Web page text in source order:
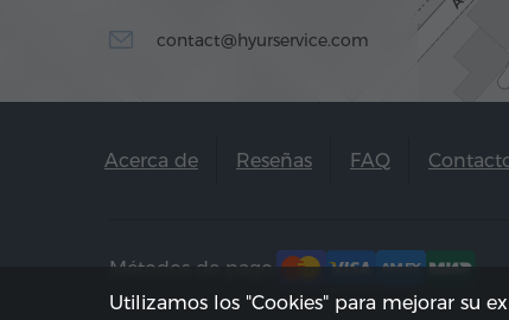
contact@hyurservice.com
Acerca de Reseñas FAQ
Métodos de pago:
Utilizamos los "Cookies" para mejorar su